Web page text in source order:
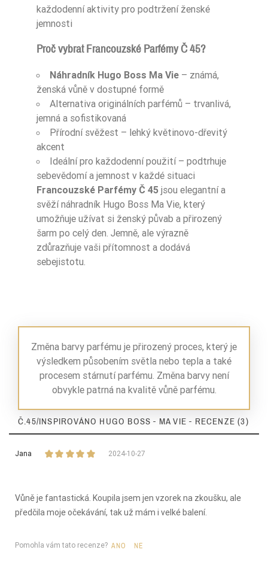
každodenní aktivity pro podtržení ženské
jemnosti
Proč vybrat Francouzské Parfémy Č 45?
Náhradník Hugo Boss Ma Vie – známá,
ženská vůně v dostupné formě
Alternativa originálních parfémů – trvanlivá,
jemná a sofistikovaná
Přírodní svěžest – lehký květinovo-dřevitý
akcent
Ideální pro každodenní použití – podtrhuje
sebevědomí a jemnost v každé situaci
Francouzské Parfémy Č 45 jsou elegantní a
svěží náhradník Hugo Boss Ma Vie, který
umožňuje užívat si ženský půvab a přirozený
šarm po celý den. Jemně, ale výrazně
zdůrazňuje vaši přítomnost a dodává
sebejistotu.
Změna barvy parfému je přirozený proces, který je
výsledkem působením světla nebo tepla a také
procesem stárnutí parfému. Změna barvy není
obvykle patrná na kvalitě vůně parfému.
Č.45/INSPIROVÁNO HUGO BOSS - MA VIE - RECENZE (3)
Jana 2024-10-27
Vůně je fantastická. Koupila jsem jen vzorek na zkoušku, ale
předčila moje očekávání, tak už mám i velké balení.
Pomohla vám tato recenze? ANO NE